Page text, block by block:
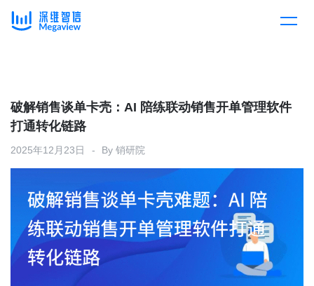
产品总览
产品集成
下载客户端
解决方案
按行业
消费医疗
教育
客户案例
开放平台
定价
破解销售谈单卡壳：AI 陪练联动销售开单管理软件
打通转化链路
2025年12月23日 By 销研院